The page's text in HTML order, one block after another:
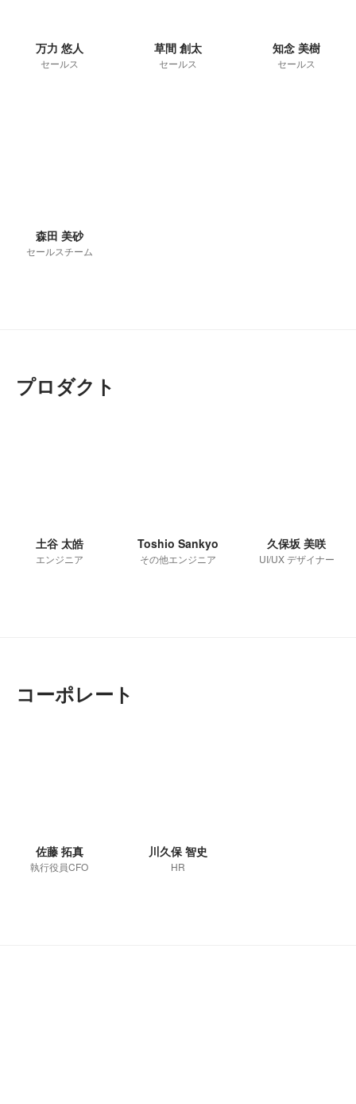
万力 悠人
セールス
草間 創太
セールス
知念 美樹
セールス
森田 美砂
セールスチーム
プロダクト
土谷 太皓
エンジニア
Toshio Sankyo
その他エンジニア
久保坂 美咲
UI/UX デザイナー
コーポレート
佐藤 拓真
執行役員CFO
川久保 智史
HR